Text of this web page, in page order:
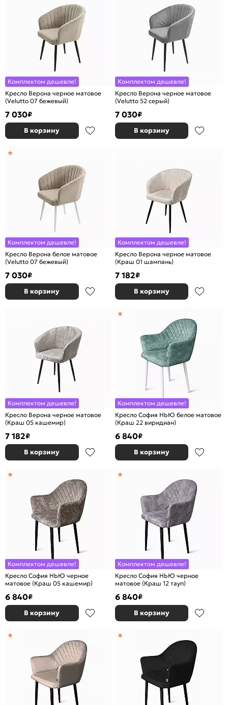
Комплектом дешевле!
Кресло Верона черное матовое
(Velutto 07 бежевый)
7 030₽
В корзину
Комплектом дешевле!
Кресло Верона черное матовое
(Velutto 52 серый)
7 030₽
В корзину
Комплектом дешевле!
Кресло Верона белое матовое
(Velutto 07 бежевый)
7 030₽
В корзину
Комплектом дешевле!
Кресло Верона черное матовое
(Краш 01 шампань)
7 182₽
В корзину
Комплектом дешевле!
Кресло Верона черное матовое
(Краш 05 кашемир)
7 182₽
В корзину
Комплектом дешевле!
Кресло София НЬЮ белое матовое
(Краш 22 виридиан)
6 840₽
В корзину
Комплектом дешевле!
Кресло София НЬЮ черное
матовое (Краш 05 кашемир)
6 840₽
В корзину
Комплектом дешевле!
Кресло София НЬЮ черное
матовое (Краш 12 тауп)
6 840₽
В корзину